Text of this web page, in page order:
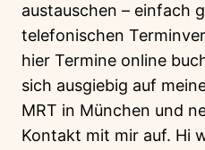
austauschen – einfach
telefonischen
hier Termine online
sich ausgiebig auf
MRT in München und
Kontakt mit mir auf. Hi